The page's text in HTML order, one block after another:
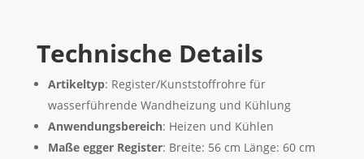
Technische Details
Artikeltyp: Register/Kunststoffrohre für
wasserführende Wandheizung und Kühlung
Anwendungsbereich: Heizen und Kühlen
Maße egger Register: Breite: 56 cm Länge: 60 cm